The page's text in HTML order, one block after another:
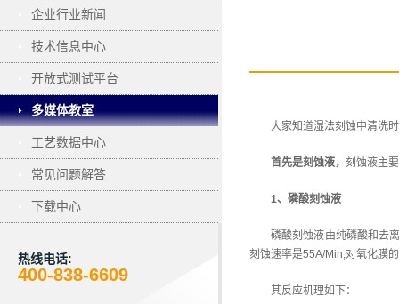
企业行业新闻
技术信息中心
开放式测试平台
多媒体教室
工艺数据中心
常见问题解答
下载中心
热线电话:
400-838-6609
大家知道湿法刻蚀中清洗
首先是刻蚀液， 刻蚀液主
1、磷酸刻蚀液
磷酸刻蚀液由纯磷酸和去
刻蚀速率是55A/Min,对氧化膜
其反应机理如下：